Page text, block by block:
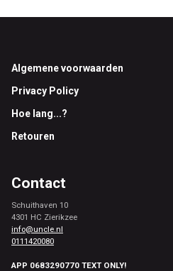
Footer
Algemene voorwaarden
Privacy Policy
Hoe lang...?
Retouren
Contact
Schuithaven 10
4301 HC Zierikzee
info@uncle.nl
0111420080
APP 0683290770 TEXT ONLY!